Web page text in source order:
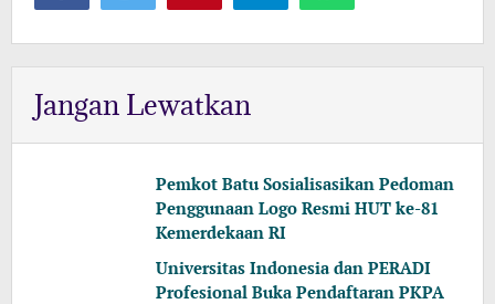
Jangan Lewatkan
Pemkot Batu Sosialisasikan Pedoman
Penggunaan Logo Resmi HUT ke-81
Kemerdekaan RI
Universitas Indonesia dan PERADI
Profesional Buka Pendaftaran PKPA